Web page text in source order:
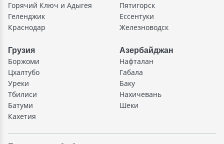
Горячий Ключ и Адыгея
Геленджик
Краснодар
Пятигорск
Ессентуки
Железноводск
Грузия
Боржоми
Цхалтубо
Уреки
Тбилиси
Батуми
Кахетия
Азербайджан
Нафталан
Габала
Баку
Нахичевань
Шеки